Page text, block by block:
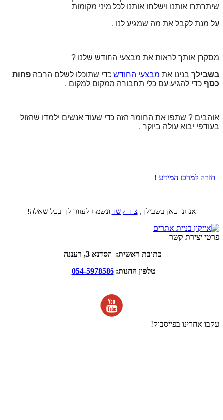
שיתרתרו אותנו וישלחו אותנו לכל מיני מקומות
על מנת לקבל את מה שמגיע לנו ,
מסקרן אותך לראות את מבצעי החודש שלנו ?
בשבילך בנינו את מבצעי החודש כדי שתוכלו לשלם הרבה פחות
כסף כדי להגיע עם כלי תחבורה ממקום למקום .
אוהבים ? שתפו את החומר הזה כדי שעוד אנשים ילמדו שהזול
בעודפי יבוא עולה ביוקר .
חזרה למרכז המידע !
אנחנו כאן בשבילך,צור קשר ונשמח לעזור לך בכל שאלה!
פרטי יצירת קשר
כתובת ראשית: הסדנא 3, רעננה
טלפון החנות:054-5978586
עקבו אחרינו בפייסבוק!